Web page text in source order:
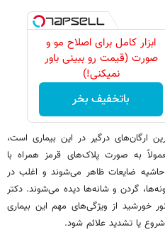
ابزار کامل برای اصلاح مو و
صورت (قیمت رو ببینی باور
نمیکنی!)
باتخفیف بخر
ارگان‌های درگیر در این بیماری است،
به صورت پلاک‌های قرمز همراه با
ضایعات ظاهر می‌شوند و اغلب در
گردن و شانه‌ها دیده می‌شوند. دکتر
خورشید از ویژگی‌های مهم این بیماری
یا تشدید علائم شود.